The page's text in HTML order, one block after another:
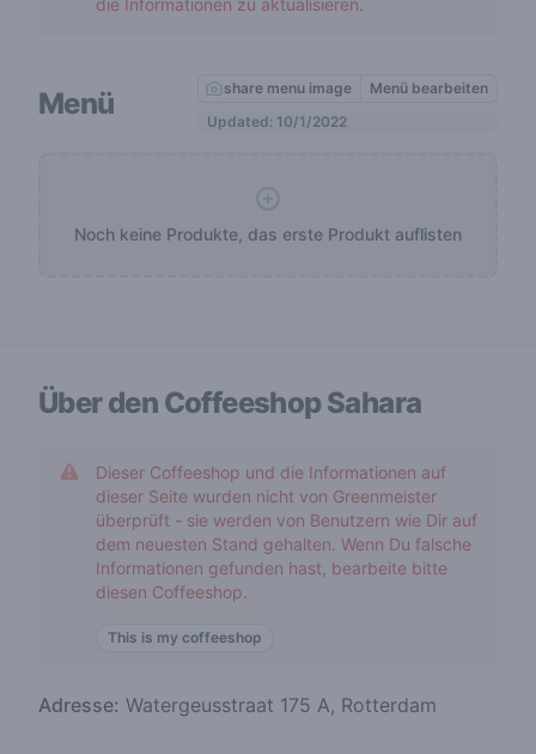
die Informationen zu aktualisieren.
Menü share menu image
Menü bearbeiten
Updated: 10/1/2022
Noch keine Produkte, das erste Produkt auflisten
Über den CoffeeshopSahara
Dieser Coffeeshop und die Informationen auf
dieser Seite wurden nicht von Greenmeister
überprüft - sie werden von Benutzern wie Dir auf
dem neuesten Stand gehalten. Wenn Du falsche
Informationen gefunden hast, bearbeite bitte
diesen Coffeeshop.
This is my coffeeshop
Adresse: Watergeusstraat 175 A, Rotterdam